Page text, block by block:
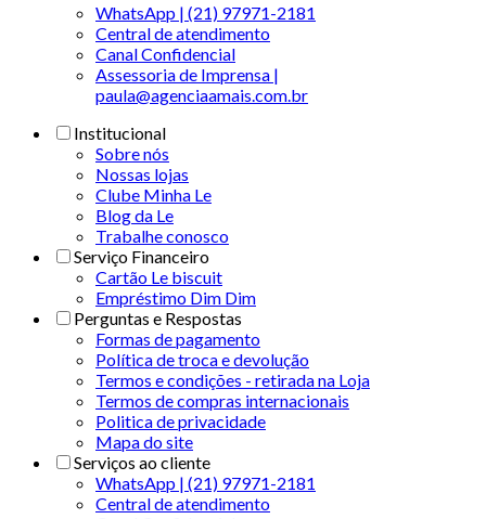
WhatsApp | (21) 97971-2181
Central de atendimento
Canal Confidencial
Assessoria de Imprensa |
paula@agenciaamais.com.br
Institucional
Sobre nós
Nossas lojas
Clube Minha Le
Blog da Le
Trabalhe conosco
Serviço Financeiro
Cartão Le biscuit
Empréstimo Dim Dim
Perguntas e Respostas
Formas de pagamento
Política de troca e devolução
Termos e condições - retirada na Loja
Termos de compras internacionais
Politica de privacidade
Mapa do site
Serviços ao cliente
WhatsApp | (21) 97971-2181
Central de atendimento